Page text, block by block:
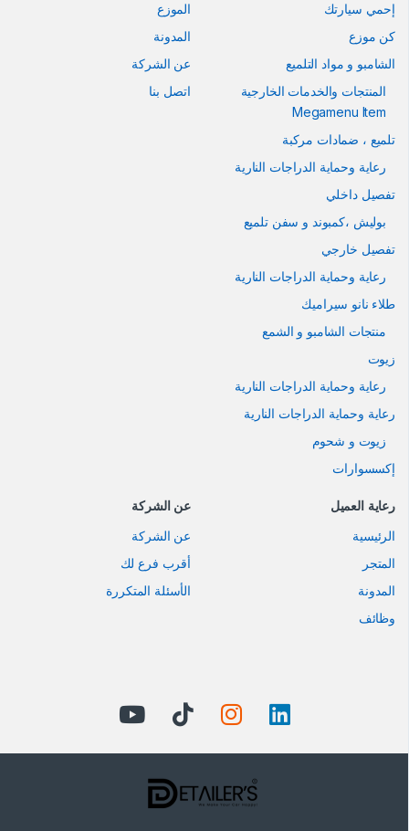
إحمي سيارتك
كن موزع
الشامبو و مواد التلميع
المنتجات والخدمات الخارجية
Megamenu Item
تلميع ، ضمادات مركبة
رعاية وحماية الدراجات النارية
تفصيل داخلي
بوليش ،كمبوند و سفن تلميع
تفصيل خارجي
رعاية وحماية الدراجات النارية
طلاء نانو سيراميك
منتجات الشامبو و الشمع
زيوت
رعاية وحماية الدراجات النارية
رعاية وحماية الدراجات النارية
زيوت و شحوم
إكسسوارات
الموزع
المدونة
عن الشركة
اتصل بنا
رعاية العميل
الرئيسية
المتجر
المدونة
وظائف
عن الشركة
عن الشركة
أقرب فرع لك
الأسئلة المتكررة